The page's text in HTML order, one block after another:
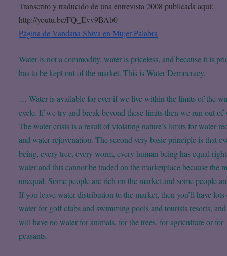
Transcrito y traducido de una entrevista 2008 publicada aquí:
http://youtu.be/FQ_Evv9BAb0
Página de Vandana Shiva en Mujer Palabra
Water is not a commodity, water is priceless, and because it is
has to be kept out of the market. This is Water Democracy.
… Water is available for ever if we live within the limits of the
cycle. If we try and break beyond these limits then we run out of
The water crisis is a result of violating nature’s limits for water
and water rejuvenation. The second very basic principle is that
being, every tree, every worm, every human being has equal
water and this cannot be traded on the marketplace because the
unequal. Some people are rich on the market and some people
If you leave water distribution to the market, then you’ll have
water for golf clubs and swimming pools and tourists resorts,
will have no water for animals, for the trees, for agriculture or for
peasants.